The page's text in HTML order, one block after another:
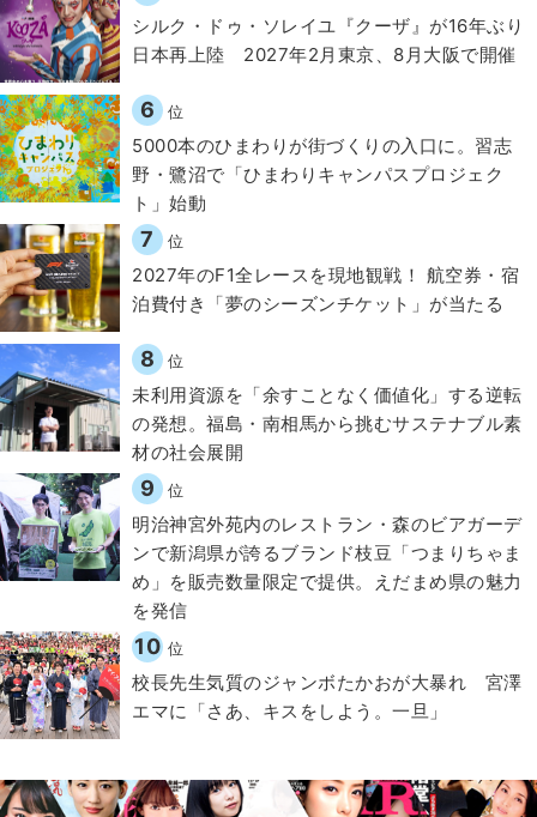
シルク・ドゥ・ソレイユ『クーザ』が16年ぶり
日本再上陸 2027年2月東京、8月大阪で開催
6 位
5000本のひまわりが街づくりの入口に。習志
野・鷺沼で「ひまわりキャンパスプロジェク
ト」始動
7 位
2027年のF1全レースを現地観戦！ 航空券・宿
泊費付き「夢のシーズンチケット」が当たる
8 位
​​未利用資源を「余すことなく価値化」する逆転
の発想。福島・南相馬から挑むサステナブル素
材の社会展開​
9 位
明治神宮外苑内のレストラン・森のビアガーデ
ンで新潟県が誇るブランド枝豆「つまりちゃま
め」を販売数量限定で提供。えだまめ県の魅力
を発信
10 位
校長先生気質のジャンボたかおが大暴れ 宮澤
エマに「さあ、キスをしよう。一旦」